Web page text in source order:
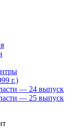
г.)
— 24 выпуск
— 25 выпуск